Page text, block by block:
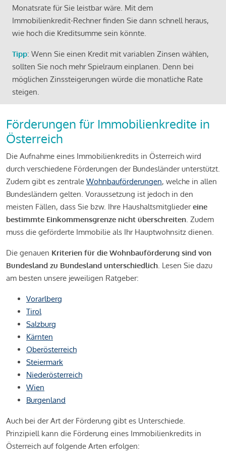
Monatsrate für Sie leistbar wäre. Mit dem
Immobilienkredit-Rechner finden Sie dann schnell heraus,
wie hoch die Kreditsumme sein könnte.
Tipp: Wenn Sie einen Kredit mit variablen Zinsen wählen,
sollten Sie noch mehr Spielraum einplanen. Denn bei
möglichen Zinssteigerungen würde die monatliche Rate
steigen.
Förderungen für Immobilienkredite in
Österreich
Die Aufnahme eines Immobilienkredits in Österreich wird
durch verschiedene Förderungen der Bundesländer unterstützt.
Zudem gibt es zentrale Wohnbauförderungen, welche in allen
Bundesländern gelten. Voraussetzung ist jedoch in den
meisten Fällen, dass Sie bzw. Ihre Haushaltsmitgliedereine
bestimmte Einkommensgrenze nicht überschreiten. Zudem
muss die geförderte Immobilie als Ihr Hauptwohnsitz dienen.
Die genauen Kriterien für die Wohnbauförderung sind von
Bundesland zu Bundesland unterschiedlich. Lesen Sie dazu
am besten unsere jeweiligen Ratgeber:
Vorarlberg
Tirol
Salzburg
Kärnten
Oberösterreich
Steiermark
Niederösterreich
Wien
Burgenland
Auch bei der Art der Förderung gibt es Unterschiede.
Prinzipiell kann die Förderung eines Immobilienkredits in
Österreich auf folgende Arten erfolgen: